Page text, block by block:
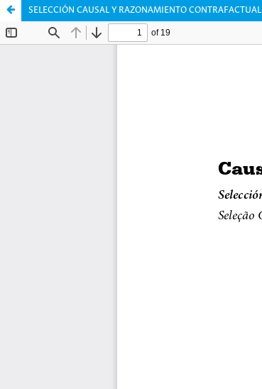
SELECCIÓN CAUSAL Y RAZONAMIENTO CONTRAFACTUAL